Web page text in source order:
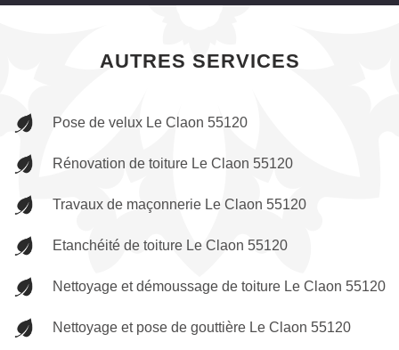
AUTRES SERVICES
Pose de velux Le Claon 55120
Rénovation de toiture Le Claon 55120
Travaux de maçonnerie Le Claon 55120
Etanchéité de toiture Le Claon 55120
Nettoyage et démoussage de toiture Le Claon 55120
Nettoyage et pose de gouttière Le Claon 55120